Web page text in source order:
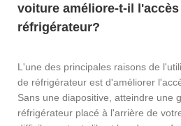
voiture améliore-t-il
réfrigérateur?
L'une des principales raisons de
de réfrigérateur est d'améliorer
Sans une diapositive, atteindre une
réfrigérateur placé à l'arrière de